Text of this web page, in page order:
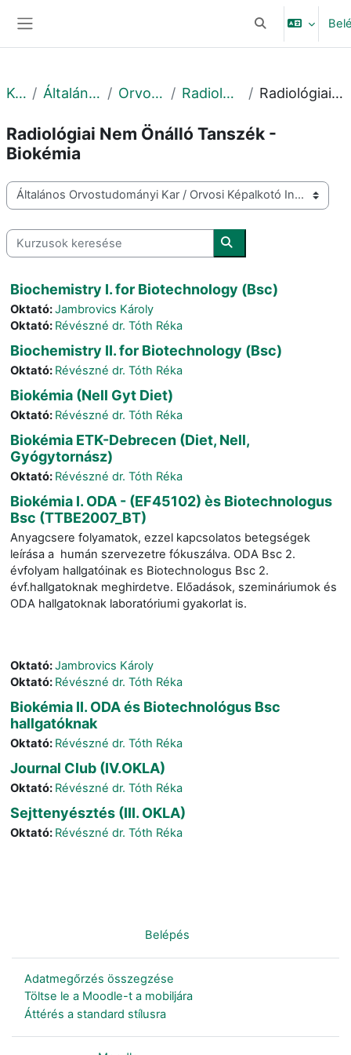
Keresési
Kurzusok Általános Orvostudományi Kar Orvosi Képalkotó Intézet Radiológia Nem Önálló Tanszék Radiológiai Nem Önálló Tanszék - Biokémia
Radiológiai Nem Önálló Tanszék -
Biokémia
Kurzuskategóriák
Kurzusok keresése
Kurzusok keresése
Biochemistry I. for Biotechnology (Bsc)
Oktató:Jambrovics Károly
Oktató: Révészné dr. Tóth Réka
Biochemistry II. for Biotechnology (Bsc)
Oktató: Révészné dr. Tóth Réka
Biokémia (Nell Gyt Diet)
Oktató: Révészné dr. Tóth Réka
Biokémia ETK-Debrecen (Diet, Nell,
Gyógytornász)
Oktató: Révészné dr. Tóth Réka
Biokémia I. ODA - (EF45102) ès Biotechnologus
Bsc (TTBE2007_BT)
Anyagcsere folyamatok, ezzel kapcsolatos betegségek
leírása a humán szervezetre fókuszálva. ODA Bsc 2.
évfolyam hallgatóinak es Biotechnologus Bsc 2.
évf.hallgatoknak meghirdetve. Előadások, szemináriumok és
ODA hallgatoknak laboratóriumi gyakorlat is.
Oktató:Jambrovics Károly
Oktató: Révészné dr. Tóth Réka
Biokémia II. ODA és Biotechnológus Bsc
hallgatóknak
Oktató: Révészné dr. Tóth Réka
Journal Club (IV.OKLA)
Oktató: Révészné dr. Tóth Réka
Sejttenyésztés (III. OKLA)
Oktató: Révészné dr. Tóth Réka
Belépés
Adatmegőrzés összegzése
Töltse le a Moodle-t a mobiljára
Áttérés a standard stílusra